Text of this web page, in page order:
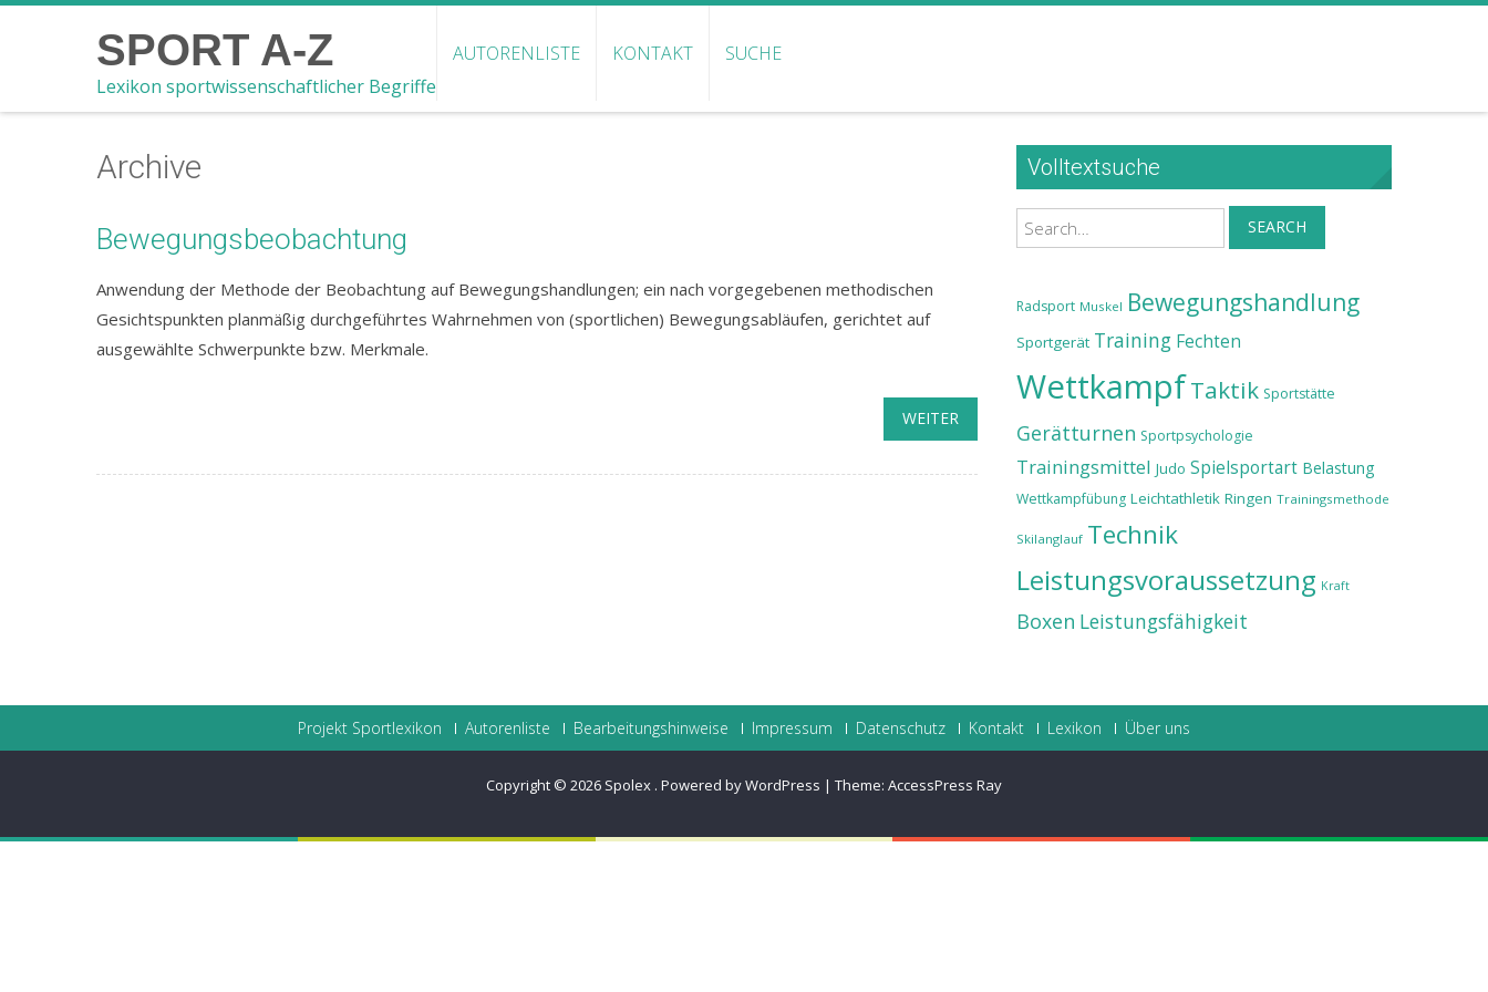
SPORT A-Z
Lexikon sportwissenschaftlicher Begriffe
AUTORENLISTE KONTAKT SUCHE
Archive
Bewegungsbeobachtung
Anwendung der Methode der Beobachtung auf Bewegungshandlungen; ein nach vorgegebenen methodischen
Gesichtspunkten planmäßig durchgeführtes Wahrnehmen von (sportlichen) Bewegungsabläufen, gerichtet auf
ausgewählte Schwerpunkte bzw. Merkmale.
WEITER
Volltextsuche
Search SEARCH
Radsport Muskel Bewegungshandlung
Sportgerät Training Fechten
WettkampfTaktik Sportstätte
Gerätturnen Sportpsychologie
Trainingsmittel Judo Spielsportart Belastung
Wettkampfübung Leichtathletik Ringen Trainingsmethode
Skilanglauf Technik
Leistungsvoraussetzung Kraft
Boxen Leistungsfähigkeit
Projekt Sportlexikon Autorenliste Bearbeitungshinweise Impressum Datenschutz Kontakt Lexikon Über uns
Copyright © 2026 Spolex . Powered by WordPress | Theme: AccessPress Ray